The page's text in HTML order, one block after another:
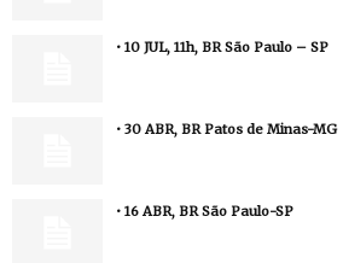
• 10 JUL, 11h, BR São Paulo – SP
• 30 ABR, BR Patos de Minas-MG
• 16 ABR, BR São Paulo-SP